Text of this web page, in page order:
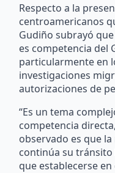
Respecto a la
centroamericanos
Gudiño subrayó
es competencia del
particularmente en
investigaciones
autorizaciones de
“Es un tema
competencia
observado es que
continúa su
que establecerse en